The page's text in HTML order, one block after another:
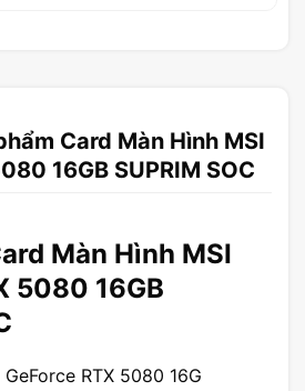
Card Màn Hình MSI
16GB SUPRIM SOC
Màn Hình MSI
5080 16GB
RTX 5080 16G